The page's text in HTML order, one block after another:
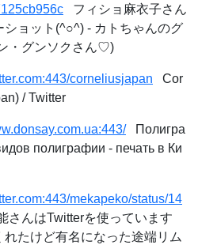
フィショ麻衣子さん
ョット(^○^) - カトちゃんのグ
・グンソクさん♡)
corneliusjapan Cor
/ Twitter
Полигра
полиграфии - печать в Ки
mekapeko/status/14
さんはTwitterを使っています
れたけど有名になった途端リム